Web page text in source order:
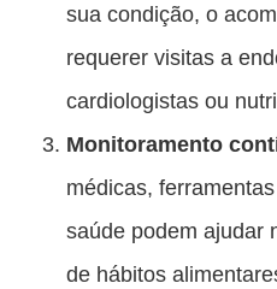
sua condição, o
requerer visitas a
cardiologistas ou
Monitoramento
médicas,
saúde podem ajudar
de hábitos